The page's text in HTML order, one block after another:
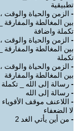
تطبيقية
- الزمن والحياة والوقت ،
بين المغالطة والمفارقة _
تكملة واضافة
- الزمن والحياة والوقت ،
بين المغالطة والمفارقة _
تكملة
- الزمن والحياة والوقت ،
بين المغالطة والمفارقة
- رسالة إلى الله _ تكملة
- رسالة إلى الله
- اللاعنف موقف الأقوياء
لا الضعفاء
- من أين يأتي الغد 2